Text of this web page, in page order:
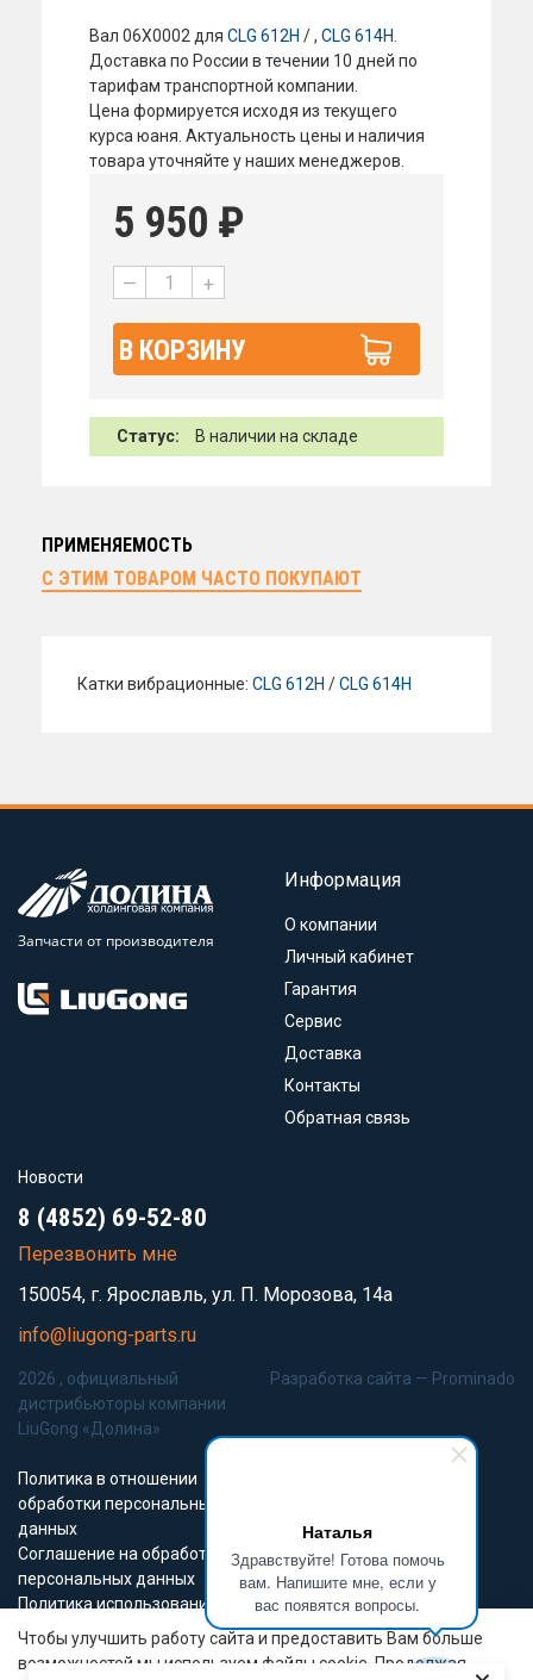
Наталья
Здравствуйте! Готова помочь
вам. Напишите мне, если у
вас появятся вопросы.
Вал 06X0002 для CLG 612H / , CLG 614H
Доставка по России в течении 10 дней по
тарифам транспортной компании.
Цена формируется исходя из текущего
курса юаня. Актуальность цены и наличия
товара уточняйте у наших менеджеров.
5 950 ₽
— +
В КОРЗИНУ
Статус: В наличии на складе
ПРИМЕНЯЕМОСТЬ
С ЭТИМ ТОВАРОМ ЧАСТО ПОКУПАЮТ
Катки вибрационные: CLG 612H /CLG 614H
Запчасти от производителя
Информация
О компании
Личный кабинет
Гарантия
Сервис
Доставка
Контакты
Обратная связь
Новости
8 (4852) 69-52-80
Перезвонить мне
150054, г. Ярославль, ул. П. Морозова, 14а
info@liugong-parts.ru
2026 , официальный
дистрибьюторы компании
LiuGong «Долина»
Политика в отношении
обработки персональных
данных
Соглашение на обработку
персональных данных
Политика использования
Cookie-файлов
Разработка сайта — Prominado
Все материалы данного сайта являются объектами авторского права (в
Чтобы улучшить работу сайта и предоставить Вам больше
возможностей мы используем файлы cookie. Продолжая